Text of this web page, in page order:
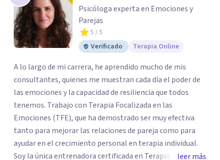
Psicóloga experta en Emociones y
Parejas
5 / 5
Verificado
Terapia Online
A lo largo de mi carrera, he aprendido mucho de mis
consultantes, quienes me muestran cada día el poder de
las emociones y la capacidad de resiliencia que todos
tenemos. Trabajo con Terapia Focalizada en las
Emociones (TFE), que ha demostrado ser muy efectiva
tanto para mejorar las relaciones de pareja como para
ayudar en el crecimiento personal en terapia individual.
Soy la única entrenadora certificada en Terapia
leer más